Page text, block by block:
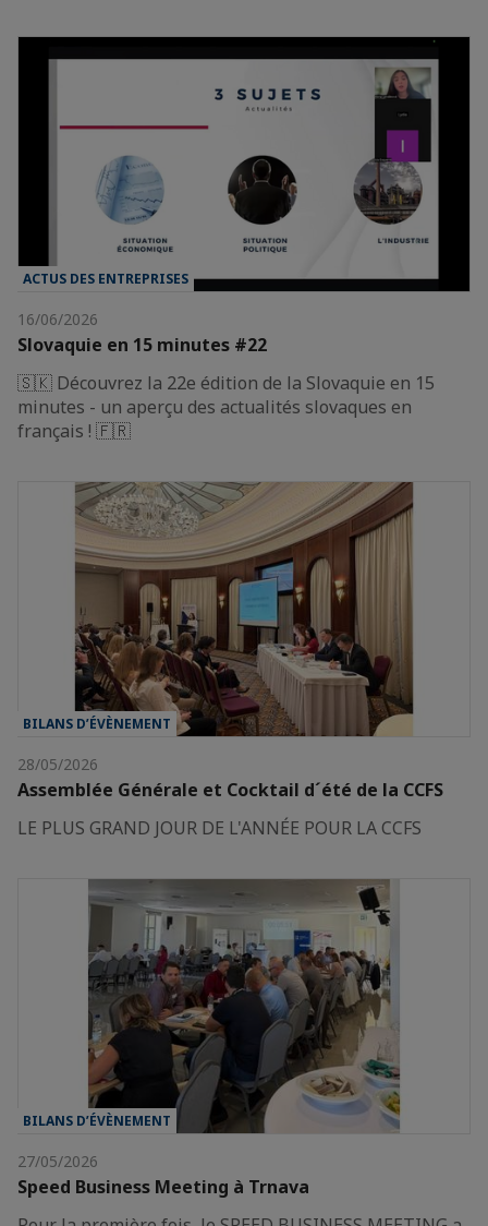
ACTUS DES ENTREPRISES
16/06/2026
Slovaquie en 15 minutes #22
🇸🇰 Découvrez la 22e édition de la Slovaquie en 15
minutes - un aperçu des actualités slovaques en
français ! 🇫🇷
BILANS D’ÉVÈNEMENT
28/05/2026
Assemblée Générale et Cocktail d´été de la CCFS
LE PLUS GRAND JOUR DE L'ANNÉE POUR LA CCFS
BILANS D’ÉVÈNEMENT
27/05/2026
Speed Business Meeting à Trnava